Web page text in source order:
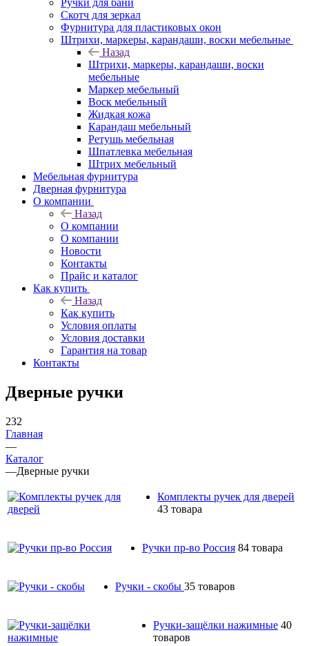
Ручки для бани
Скотч для зеркал
Фурнитура для пластиковых окон
Штрихи, маркеры, карандаши, воски мебельные
Назад
Штрихи, маркеры, карандаши, воски
мебельные
Маркер мебельный
Воск мебельный
Жидкая кожа
Карандаш мебельный
Ретушь мебельная
Шпатлевка мебельная
Штрих мебельный
Мебельная фурнитура
Дверная фурнитура
О компании
Назад
О компании
О компании
Новости
Контакты
Прайс и каталог
Как купить
Назад
Как купить
Условия оплаты
Условия доставки
Гарантия на товар
Контакты
Дверные ручки
232
Главная
—
Каталог
—Дверные ручки
Комплекты ручек для дверей
43 товара
Ручки пр-во Россия 84 товара
Ручки - скобы 35 товаров
Ручки-защёлки нажимные 40
товаров